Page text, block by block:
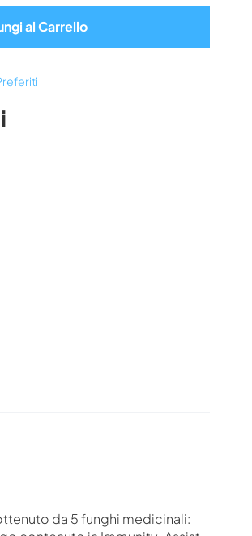
al Carrello
da 5 funghi medicinali: